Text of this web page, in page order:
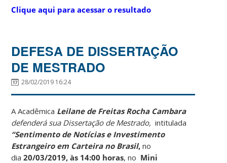
Clique aqui para acessar o resultado
DEFESA DE DISSERTAÇÃO
DE MESTRADO
28/02/2019 16:24
A Acadêmica Leilane de Freitas Rocha Cambara
defenderá sua Dissertação de Mestrado, intitulada
“Sentimento de Notícias e Investimento
Estrangeiro em Carteira no Brasil, no
dia 20/03/2019, às 14:00 horas, no Mini